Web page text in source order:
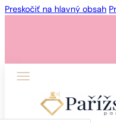
Preskočiť na hlavný obsah